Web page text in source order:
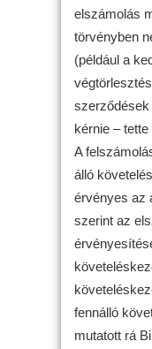
elszámolás
törvényben
(például a
szerződések
kérnie –
A
álló
érvényes az
szerint az
fennálló
mutatott rá